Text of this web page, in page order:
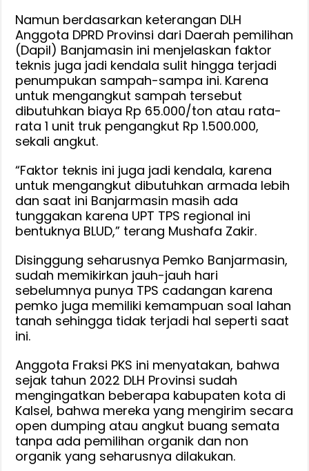
Namun berdasarkan keterangan DLH
Anggota DPRD Provinsi dari Daerah pemilihan
(Dapil) Banjamasin ini menjelaskan faktor
teknis juga jadi kendala sulit hingga terjadi
penumpukan sampah-sampa ini. Karena
untuk mengangkut sampah tersebut
dibutuhkan biaya Rp 65.000/ton atau rata-
rata 1 unit truk pengangkut Rp 1.500.000,
sekali angkut.
“Faktor teknis ini juga jadi kendala, karena
untuk mengangkut dibutuhkan armada lebih
dan saat ini Banjarmasin masih ada
tunggakan karena UPT TPS regional ini
bentuknya BLUD,” terang Mushafa Zakir.
Disinggung seharusnya Pemko Banjarmasin,
sudah memikirkan jauh-jauh hari
sebelumnya punya TPS cadangan karena
pemko juga memiliki kemampuan soal lahan
tanah sehingga tidak terjadi hal seperti saat
ini.
Anggota Fraksi PKS ini menyatakan, bahwa
sejak tahun 2022 DLH Provinsi sudah
mengingatkan beberapa kabupaten kota di
Kalsel, bahwa mereka yang mengirim secara
open dumping atau angkut buang semata
tanpa ada pemilihan organik dan non
organik yang seharusnya dilakukan.